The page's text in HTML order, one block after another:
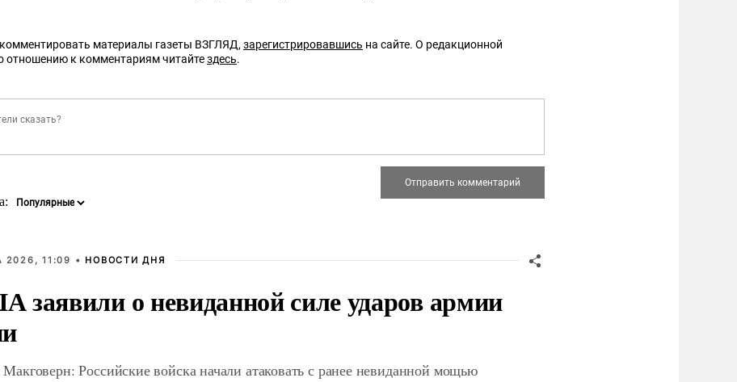
материалы газеты ВЗГЛЯД, зарегистрировавшись на сайте. О редакционной
отношению к комментариям читайтездесь.
2026, 11:09 • НОВОСТИ ДНЯ
о невиданной силе ударов армии
Российские войска начали атаковать с ранее невиданной мощью